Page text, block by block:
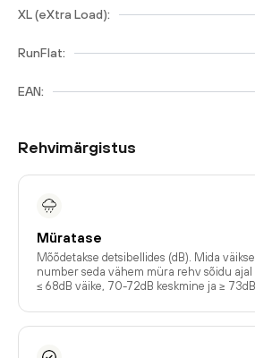
XL (eXtra Load):
RunFlat:
EAN:
Rehvimärgistus
Müratase
Mõõdetakse detsibellides (dB). Mida
number seda vähem müra rehv sõidu ajal
≤ 68dB väike, 70-72dB keskmine ja ≥